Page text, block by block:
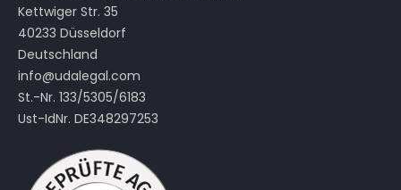
Kettwiger Str. 35
40233 Düsseldorf
Deutschland
info@udalegal.com
St.-Nr. 133/5305/6183
Ust-IdNr. DE348297253